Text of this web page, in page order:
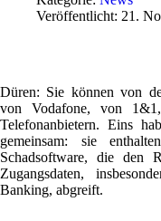
Veröffentlicht: 21.
Düren: Sie können von
von Vodafone, von
Telefonanbietern. Eins
gemeinsam: sie
Schadsoftware, die den
Zugangsdaten,
Banking, abgreift.